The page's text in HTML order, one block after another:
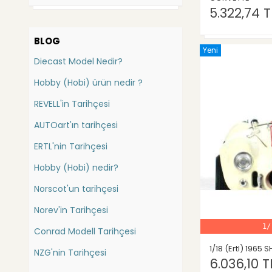
Wsi models (İş Mak.)
Burago
Bauer
Carousel
China
Cmc
Danbury Mint
DetailCars
Dragon
Eligor
Exact Detail
Berliet
Bmc
Bmw
Bugatti
Caterpillar
Catheram
Champion Elan
BLOG
Diecast Model Nedir?
Hobby (Hobi) ürün nedir ?
REVELL'in Tarihçesi
AUTOart'ın tarihçesi
ERTL'nin Tarihçesi
Hobby (Hobi) nedir?
Norscot'un tarihçesi
Norev'in Tarihçesi
Conrad Modell Tarihçesi
NZG'nin Tarihçesi
5.322,74
1/
1/18 (Ertl) 1965
6.036,10
Yeni